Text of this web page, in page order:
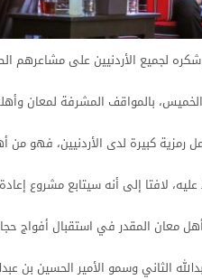
لجميع الأردنيين على مشاعرهم
بالمواقف المشرفة لمعان
كبيرة لدى الأردنيين، فهو من
لافتا إلى أنه سيتابع مشروع
المقدر في استقبال أفواج حجاج
الثاني وسمو الأمير الحسين بن